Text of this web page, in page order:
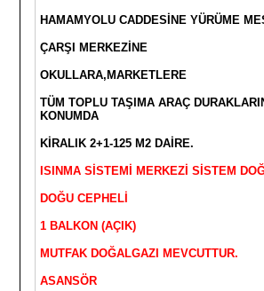
HAMAMYOLU CADDESİNE YÜRÜME
ÇARŞI MERKEZİNE
OKULLARA,MARKETLERE
TÜM TOPLU TAŞIMA ARAÇ
KONUMDA
KİRALIK 2+1-125 M2 DAİRE.
ISINMA SİSTEMİ MERKEZİ SİSTEM
DOĞU CEPHELİ
1 BALKON (AÇIK)
MUTFAK DOĞALGAZI MEVCUTTUR.
ASANSÖR